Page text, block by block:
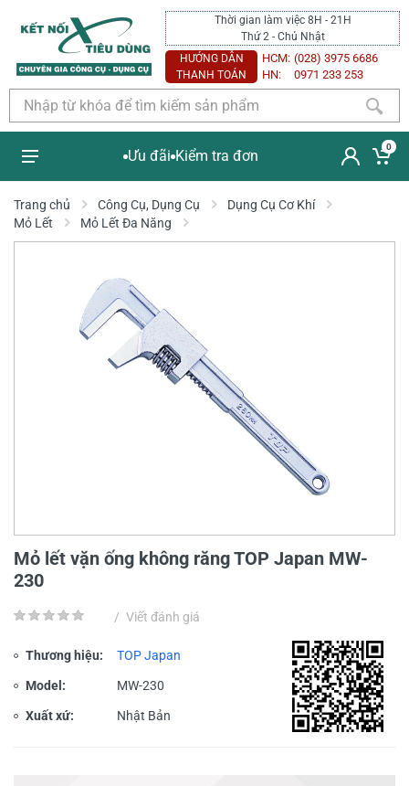
Thời gian làm việc 8H - 21H
Thứ 2 - Chủ Nhật
HƯỚNG DẪN
THANH TOÁN
HCM: (028) 3975 6686
HN:
0971 233 253
Ưu đãi Kiểm tra đơn
0
Trang chủ Công Cụ, Dụng Cụ
Dụng Cụ Cơ Khí
Mỏ Lết
Mỏ Lết Đa Năng
Mỏ lết vặn ống không răng TOP Japan MW-
230
/ Viết đánh giá
Thương hiệu: TOP Japan
Model: MW-230
Xuất xứ: Nhật Bản